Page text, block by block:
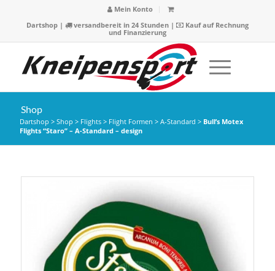
Mein Konto
Dartshop| versandbereit in 24 Stunden |
Kauf auf Rechnung
und Finanzierung
Shop
Dartshop > Shop > Flights> Flight Formen > A-Standard > Bull’s Motex
Flights “Staro” – A-Standard – design